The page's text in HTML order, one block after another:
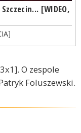
[WIDEO,
O zespole
Foluszewski.